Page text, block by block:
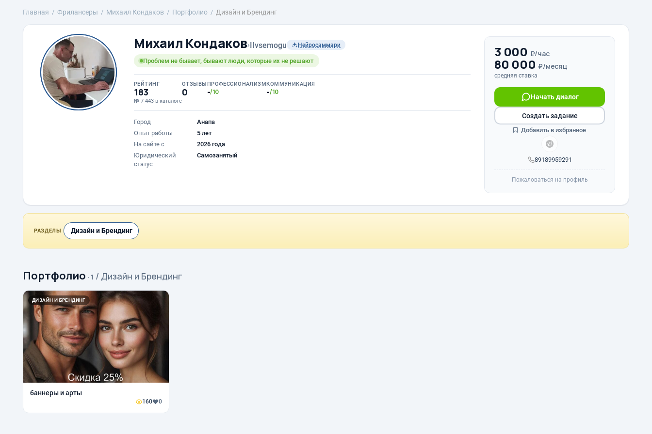
Главная Фрилансеры Михаил Кондаков Портфолио Дизайн и Брендинг
Михаил Кондаков›IIvsemogu Нейросаммари
Проблем не бывает, бывают люди, которые их не решают
РЕЙТИНГ
183
№ 7 443 в каталоге
ОТЗЫВЫ
0
ПРОФЕССИОНАЛИЗМ
-/10
КОММУНИКАЦИЯ
-/10
Город
Анапа
Опыт работы
5 лет
На сайте с
2026 года
Юридический
статус
Самозанятый
3 000 ₽/час
80 000 ₽/месяц
средняя ставка
89189959291
Начать диалог
Создать задание
Добавить в избранное
Пожаловаться на профиль
РАЗДЕЛЫ Дизайн и Брендинг
Портфолио · 1 / Дизайн и Брендинг
ДИЗАЙН И БРЕНДИНГ
баннеры и арты
160 0